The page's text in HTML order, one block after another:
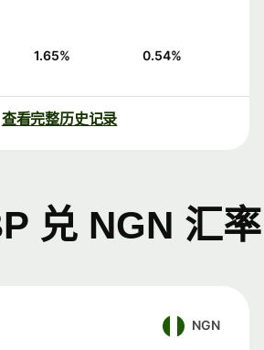
1.65% 0.54%
查看完整历史记录
兑 NGN 汇率
NGN